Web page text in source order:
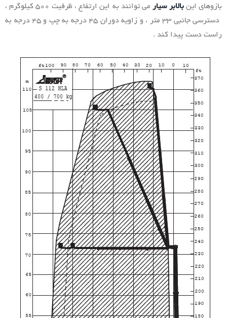
بازوهای این بالابر سیار
می توانند به این ارتفاع ، ظرفیت 500 کیلوگرم ،
دسترسی جانبی 33 متر ، و زاویه دوران 45 درجه به چپ و 45 درجه به
راست دست پیدا کند .